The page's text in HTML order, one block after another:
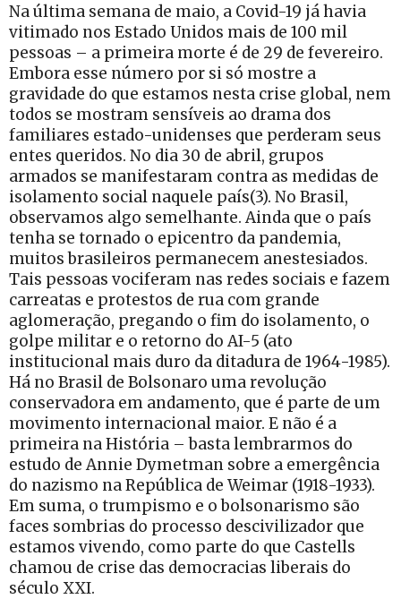
Na última semana de maio, a Covid-19 já havia
vitimado nos Estado Unidos mais de 100 mil
pessoas – a primeira morte é de 29 de fevereiro.
Embora esse número por si só mostre a
gravidade do que estamos nesta crise global, nem
todos se mostram sensíveis ao drama dos
familiares estado-unidenses que perderam seus
entes queridos. No dia 30 de abril, grupos
armados se manifestaram contra as medidas de
isolamento social naquele país(3). No Brasil,
observamos algo semelhante. Ainda que o país
tenha se tornado o epicentro da pandemia,
muitos brasileiros permanecem anestesiados.
Tais pessoas vociferam nas redes sociais e fazem
carreatas e protestos de rua com grande
aglomeração, pregando o fim do isolamento, o
golpe militar e o retorno do AI-5 (ato
institucional mais duro da ditadura de 1964-1985).
Há no Brasil de Bolsonaro uma revolução
conservadora em andamento, que é parte de um
movimento internacional maior. E não é a
primeira na História – basta lembrarmos do
estudo de Annie Dymetman sobre a emergência
do nazismo na República de Weimar (1918-1933).
Em suma, o trumpismo e o bolsonarismo são
faces sombrias do processo descivilizador que
estamos vivendo, como parte do que Castells
chamou de crise das democracias liberais do
século XXI.